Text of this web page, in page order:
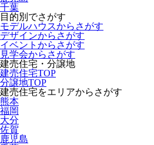
千葉
目的別でさがす
モデルハウスからさがす
デザインからさがす
イベントからさがす
見学会からさがす
建売住宅・分譲地
建売住宅TOP
分譲地TOP
建売住宅をエリアからさがす
熊本
福岡
大分
佐賀
鹿児島